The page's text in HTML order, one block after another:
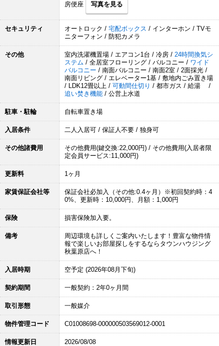
房便座 写真を見る
セキュリティ オートロック / 宅配ボックス / インターホン / TVモ
ニターフォン / 防犯カメラ
その他 室内洗濯機置場 / エアコン1台 / 冷房 / 24時間換気シ
ステム / 全居室フローリング / バルコニー / ワイド
バルコニー / 南面バルコニー / 南面2室 / 2面採光 /
南面リビング / エレベーター1基 / 敷地内ごみ置き場
/ LDK12畳以上 / 可動間仕切り / 都市ガス / 給湯 /
追い焚き機能 / 公営上水道
駐車・駐輪 自転車置き場
入居条件 二人入居可 / 保証人不要 / 独身可
その他諸費用
その他費用(鍵交換:22,000円) / その他費用(入居者限
定会員サービス:11,000円)
更新料 1ヶ月
家賃保証会社等
保証会社必加入（その他:0.4ヶ月）※初回契約時：4
0%、更新時：10,000円、月額：1,000円
保険 損害保険加入要。
備考
周辺環境も詳しくご案内いたします！豊富な物件情
報で楽しいお部屋探しをするならタウンハウジング
秋葉原店へ！
入居時期 空予定 (2026年08月下旬)
契約期間 一般契約：2年0ヶ月間
取引形態 一般媒介
物件管理コード C01008698-000000503569012-0001
情報更新日 2026/08/08